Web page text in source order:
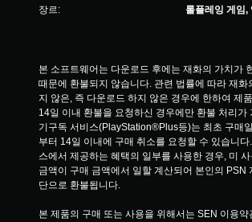
장르: 롤플레잉 게임,
본 소프트웨어는 다운로드 후에는 재화의 가치가
때문에 환불되지 않습니다. 관련 법률에 따라 재화
지 않은, 즉 다운로드 하지 않은 경우에 한하여 제
14일 이내 환불을 요청하신 경우에만 환불 처리가
기구독 서비스(PlayStation®Plus등)는 최초 구매
부터 14일 이내에 구매 취소를 요청할 수 있습니다
스에서 제공하는 혜택의 일부를 사용한 경우, 미
금액이 구매 금액에서 일할 계산되어 본인의 PSN
단으로 환불됩니다.
본 제품의 구매 또는 사용을 위해서는 SEN 이용